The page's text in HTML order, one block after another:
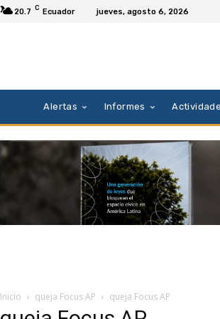
20.7 C Ecuador jueves, agosto 6, 2026
Alertas Informes
Inicio queja Focus AP queja Focus AP